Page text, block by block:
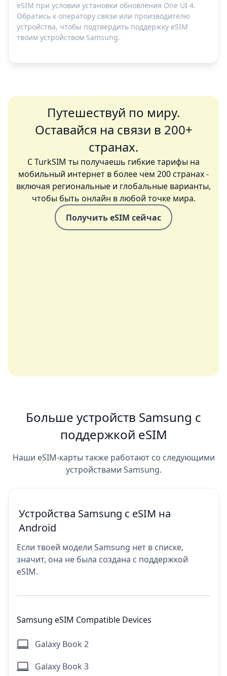
eSIM при условии установки обновления One UI 4.
Обратись к оператору связи или производителю
устройства, чтобы подтвердить поддержку eSIM
твоим устройством Samsung.
Путешествуй по миру.
Оставайся на связи в 200+
странах.
С TurkSIM ты получаешь гибкие тарифы на
мобильный интернет в более чем 200 странах -
включая региональные и глобальные варианты,
чтобы быть онлайн в любой точке мира.
Получить eSIM сейчас
Больше устройств Samsung с
поддержкой eSIM
Наши eSIM-карты также работают со следующими
устройствами Samsung.
Устройства Samsung с eSIM на
Android
Если твоей модели Samsung нет в списке,
значит, она не была создана с поддержкой
eSIM.
Samsung eSIM Compatible Devices
Galaxy Book 2
Galaxy Book 3